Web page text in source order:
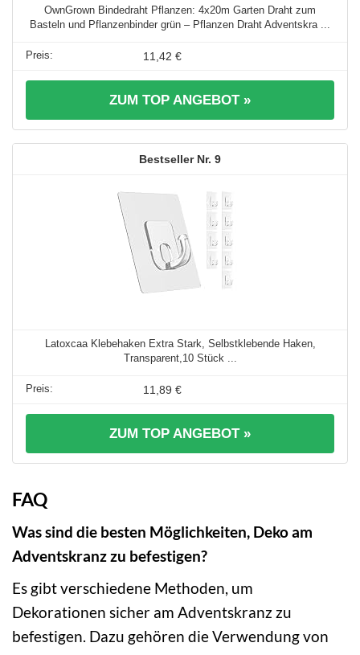
OwnGrown Bindedraht Pflanzen: 4x20m Garten Draht zum
Basteln und Pflanzenbinder grün – Pflanzen Draht Adventskra ...
11,42 €
ZUM TOP ANGEBOT »
9
Latoxcaa Klebehaken Extra Stark, Selbstklebende Haken,
Transparent,10 Stück ...
11,89 €
ZUM TOP ANGEBOT »
FAQ
Was sind die besten Möglichkeiten, Deko am
Adventskranz zu befestigen?
Es gibt verschiedene Methoden, um
Dekorationen sicher am Adventskranz zu
befestigen. Dazu gehören die Verwendung von